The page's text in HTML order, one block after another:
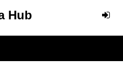
Hub